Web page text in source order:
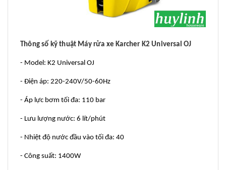
Thông số kỹ thuật Máy rửa xe Karcher K2 Universal OJ
- Model: K2 Universal OJ
- Điện áp: 220-240V/50-60Hz
- Áp lực bơm tối đa: 110 bar
- Lưu lượng nước: 6 lít/phút
- Nhiệt độ nước đầu vào tối đa: 40
- Công suất: 1400W